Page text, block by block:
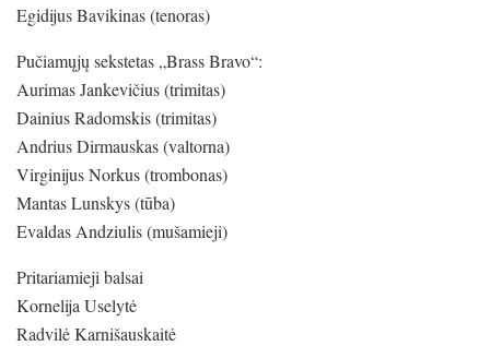
Egidijus Bavikinas (tenoras)
Pučiamųjų sekstetas „Brass Bravo“:
Aurimas Jankevičius (trimitas)
Dainius Radomskis (trimitas)
Andrius Dirmauskas (valtorna)
Virginijus Norkus (trombonas)
Mantas Lunskys (tūba)
Evaldas Andziulis (mušamieji)
Pritariamieji balsai
Kornelija Uselytė
Radvilė Karnišauskaitė